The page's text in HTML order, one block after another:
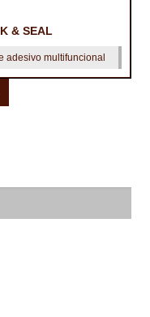
& SEAL
adesivo multifuncional